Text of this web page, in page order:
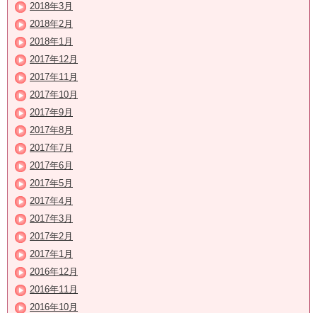
2018年3月
2018年2月
2018年1月
2017年12月
2017年11月
2017年10月
2017年9月
2017年8月
2017年7月
2017年6月
2017年5月
2017年4月
2017年3月
2017年2月
2017年1月
2016年12月
2016年11月
2016年10月